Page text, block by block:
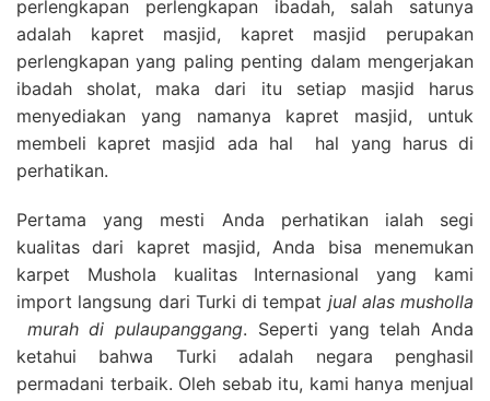
perlengkapan perlengkapan ibadah, salah satunya
adalah kapret masjid, kapret masjid perupakan
perlengkapan yang paling penting dalam mengerjakan
ibadah sholat, maka dari itu setiap masjid harus
menyediakan yang namanya kapret masjid, untuk
membeli kapret masjid ada hal hal yang harus di
perhatikan.
Pertama yang mesti Anda perhatikan ialah segi
kualitas dari kapret masjid, Anda bisa menemukan
karpet Mushola kualitas Internasional yang kami
import langsung dari Turki di tempat jual alas musholla
murah di pulaupanggang. Seperti yang telah Anda
ketahui bahwa Turki adalah negara penghasil
permadani terbaik. Oleh sebab itu, kami hanya menjual